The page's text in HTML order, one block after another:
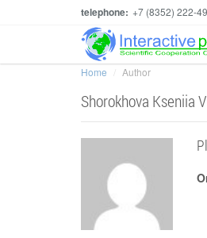
telephone: +7 (8352) 222-
Home Author
Shorokhova Kseniia